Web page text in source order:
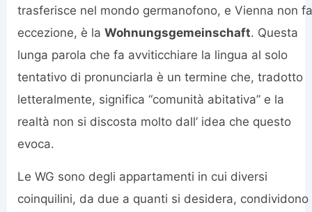
trasferisce nel mondo germanofono, e Vienna non fa
eccezione, è la Wohnungsgemeinschaft. Questa
lunga parola che fa avviticchiare la lingua al solo
tentativo di pronunciarla è un termine che, tradotto
letteralmente, significa “comunità abitativa” e la
realtà non si discosta molto dall’ idea che questo
evoca.
Le WG sono degli appartamenti in cui diversi
coinquilini, da due a quanti si desidera, condividono